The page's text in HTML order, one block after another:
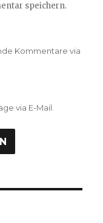
speichern.
Kommentare via
via E-Mail.